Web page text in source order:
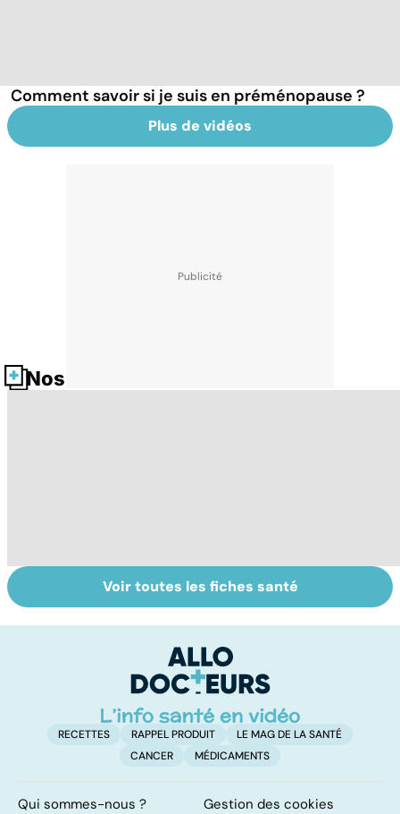
Comment savoir si je suis en préménopause ?
Plus de vidéos
Nos fiches santé
Tout savoir sur le
cancer de la
Mélanome : le
plus redouté des
peau
Voir toutes les fiches santé
RECETTES RAPPEL PRODUIT
LE MAG DE LA SANTÉ
CANCER
MÉDICAMENTS
Qui sommes-nous ? Gestion des cookies